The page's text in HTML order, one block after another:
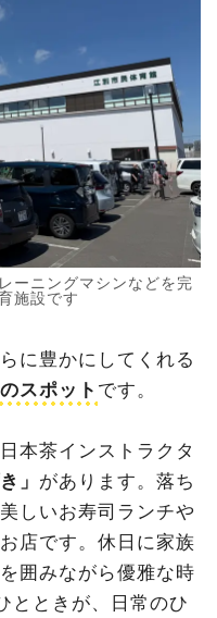
ーニングマシンなどを完
施設です
に豊かにしてくれる
スポット です。
本茶インストラクタ
」 があります。落ち
しいお寿司ランチや
店です。休日に家族
囲みながら優雅な時
とときが、日常のひ